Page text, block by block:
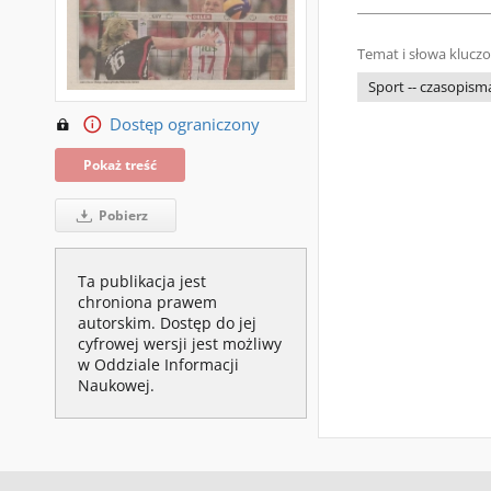
Dostęp ograniczony
Pokaż treść
Pobierz
Ta publikacja jest
chroniona prawem
autorskim. Dostęp do jej
cyfrowej wersji jest możliwy
w Oddziale Informacji
Naukowej.
Temat i słowa
Sport --